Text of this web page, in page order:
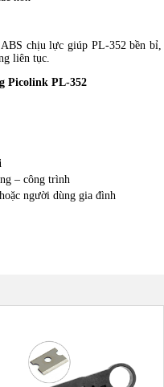
chịu lực giúp PL-352 bền bỉ,
liên tục.
Picolink PL-352
– công trình
người dùng gia đình